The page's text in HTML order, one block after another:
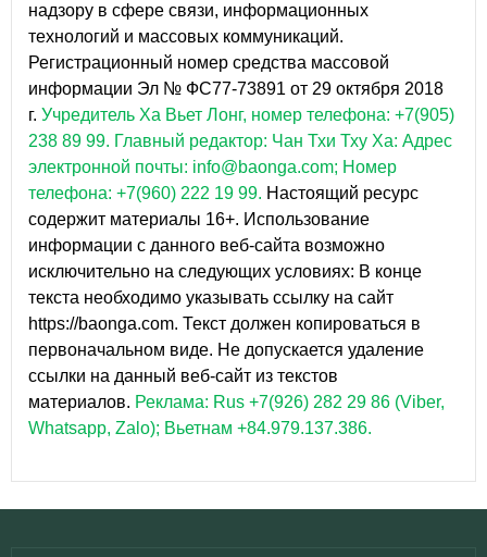
надзору в сфере связи, информационных
технологий и массовых коммуникаций.
Регистрационный номер средства массовой
информации Эл № ФС77-73891 от 29 октября 2018
г. Учредитель Ха Вьет Лонг, номер телефона: +7(905)
238 89 99. Главный редактор: Чан Тхи Тху Ха: Адрес
электронной почты: info@baonga.com; Номер
телефона: +7(960) 222 19 99. Настоящий ресурс
содержит материалы 16+. Использование
информации с данного веб-сайта возможно
исключительно на следующих условиях: В конце
текста необходимо указывать ссылку на сайт
https://baonga.com. Текст должен копироваться в
первоначальном виде. Не допускается удаление
ссылки на данный веб-сайт из текстов
материалов. Реклама: Rus +7(926) 282 29 86 (Viber,
Whatsapp, Zalo); Вьетнам +84.979.137.386.